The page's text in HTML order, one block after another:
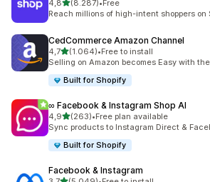
4,8de 5 estrelas
(8.287)
8287 total de avaliações
• Free
Reach millions of high-intent shoppers on
CedCommerce Amazon Channel
4,7de 5 estrelas
(1.064)
1064 total de avaliações
•Free to install
Selling on Amazon becomes Easy with
Built for Shopify
∞ Facebook & Instagram Shop AI
4,9de 5 estrelas
(263)
263 total de avaliações
•Free plan available
Sync products to Instagram Direct &
Built for Shopify
Facebook & Instagram